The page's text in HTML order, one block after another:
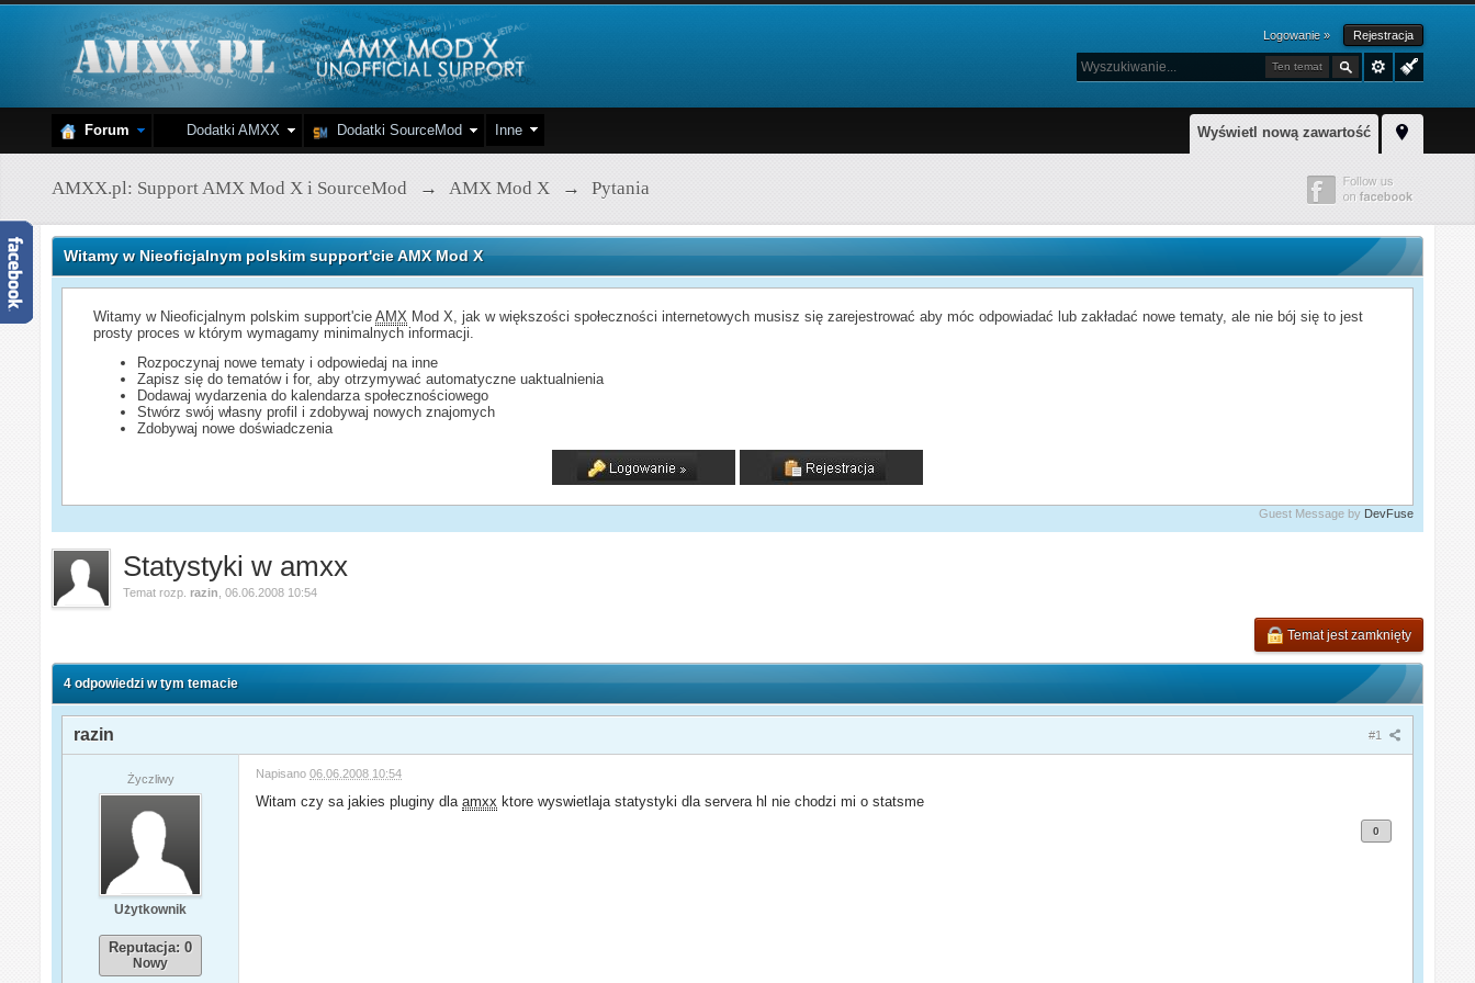
Logowanie » Rejestracja
Ten temat
Wyświetl nową zawartość
Forum Dodatki AMXX Dodatki SourceMod Inne
AMXX.pl: Support AMX Mod X i SourceMod → AMX Mod X → Pytania
Witamy w Nieoficjalnym polskim support'cie AMX Mod X
Witamy w Nieoficjalnym polskim support'cieAMX Mod X, jak w większości społeczności internetowych musisz się zarejestrować aby móc odpowiadać lub zakładać nowe tematy, ale nie bój się to jest
prosty proces w którym wymagamy minimalnych informacji.
Rozpoczynaj nowe tematy i odpowiedaj na inne
Zapisz się do tematów i for, aby otrzymywać automatyczne uaktualnienia
Dodawaj wydarzenia do kalendarza społecznościowego
Stwórz swój własny profil i zdobywaj nowych znajomych
Zdobywaj nowe doświadczenia
Guest Message by DevFuse
Statystyki w amxx
Temat rozp.razin ,06.06.2008 10:54
Temat jest zamknięty
4 odpowiedzi w tym temacie
#1
razin
Życzliwy
Użytkownik
Reputacja: 0
Nowy
Napisano06.06.2008 10:54
Witam czy sa jakies pluginy dlaamxx ktore wyswietlaja statystyki dla servera hl nie chodzi mi o statsme
0